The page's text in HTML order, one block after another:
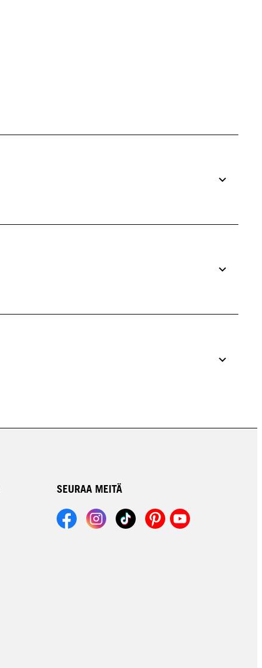
SEURAA MEITÄ